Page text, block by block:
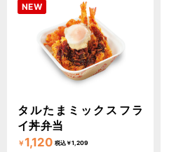
NEW
タルたまミックスフラ
イ丼弁当
￥1,120 税込￥1,209